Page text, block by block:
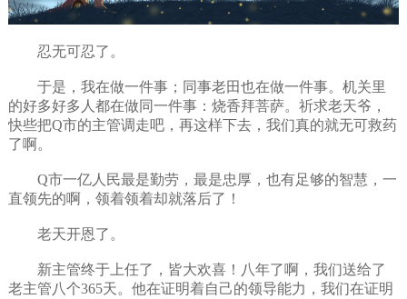
忍无可忍了。
于是，我在做一件事；同事老田也在做一件事。机关里
的好多好多人都在做同一件事：烧香拜菩萨。祈求老天爷，
快些把Q市的主管调走吧，再这样下去，我们真的就无可救药
了啊。
Q市一亿人民最是勤劳，最是忠厚，也有足够的智慧，一
直领先的啊，领着领着却就落后了！
老天开恩了。
新主管终于上任了，皆大欢喜！八年了啊，我们送给了
老主管八个365天。他在证明着自己的领导能力，我们在证明